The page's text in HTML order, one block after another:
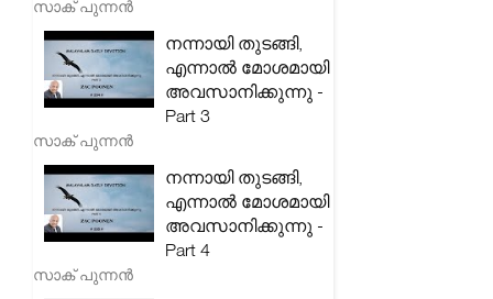
സാക് പുന്നൻ
നന്നായി തുടങ്ങി,
എന്നാൽ മോശമായി
അവസാനിക്കുന്നു -
Part 3
സാക് പുന്നൻ
നന്നായി തുടങ്ങി,
എന്നാൽ മോശമായി
അവസാനിക്കുന്നു -
Part 4
സാക് പുന്നൻ